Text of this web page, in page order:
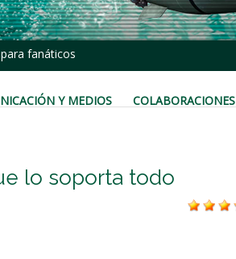
fanáticos
Y MEDIOS COLABORACIONES
lo soporta todo